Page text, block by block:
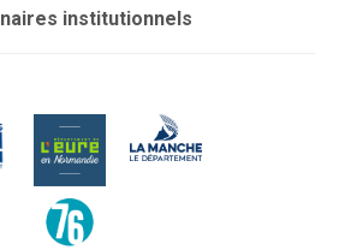
institutionnels